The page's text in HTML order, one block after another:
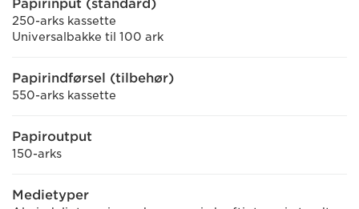
Papirinput (standard)
250-arks kassette
Universalbakke til 100 ark
Papirindførsel (tilbehør)
550-arks kassette
Papiroutput
150-arks
Medietyper